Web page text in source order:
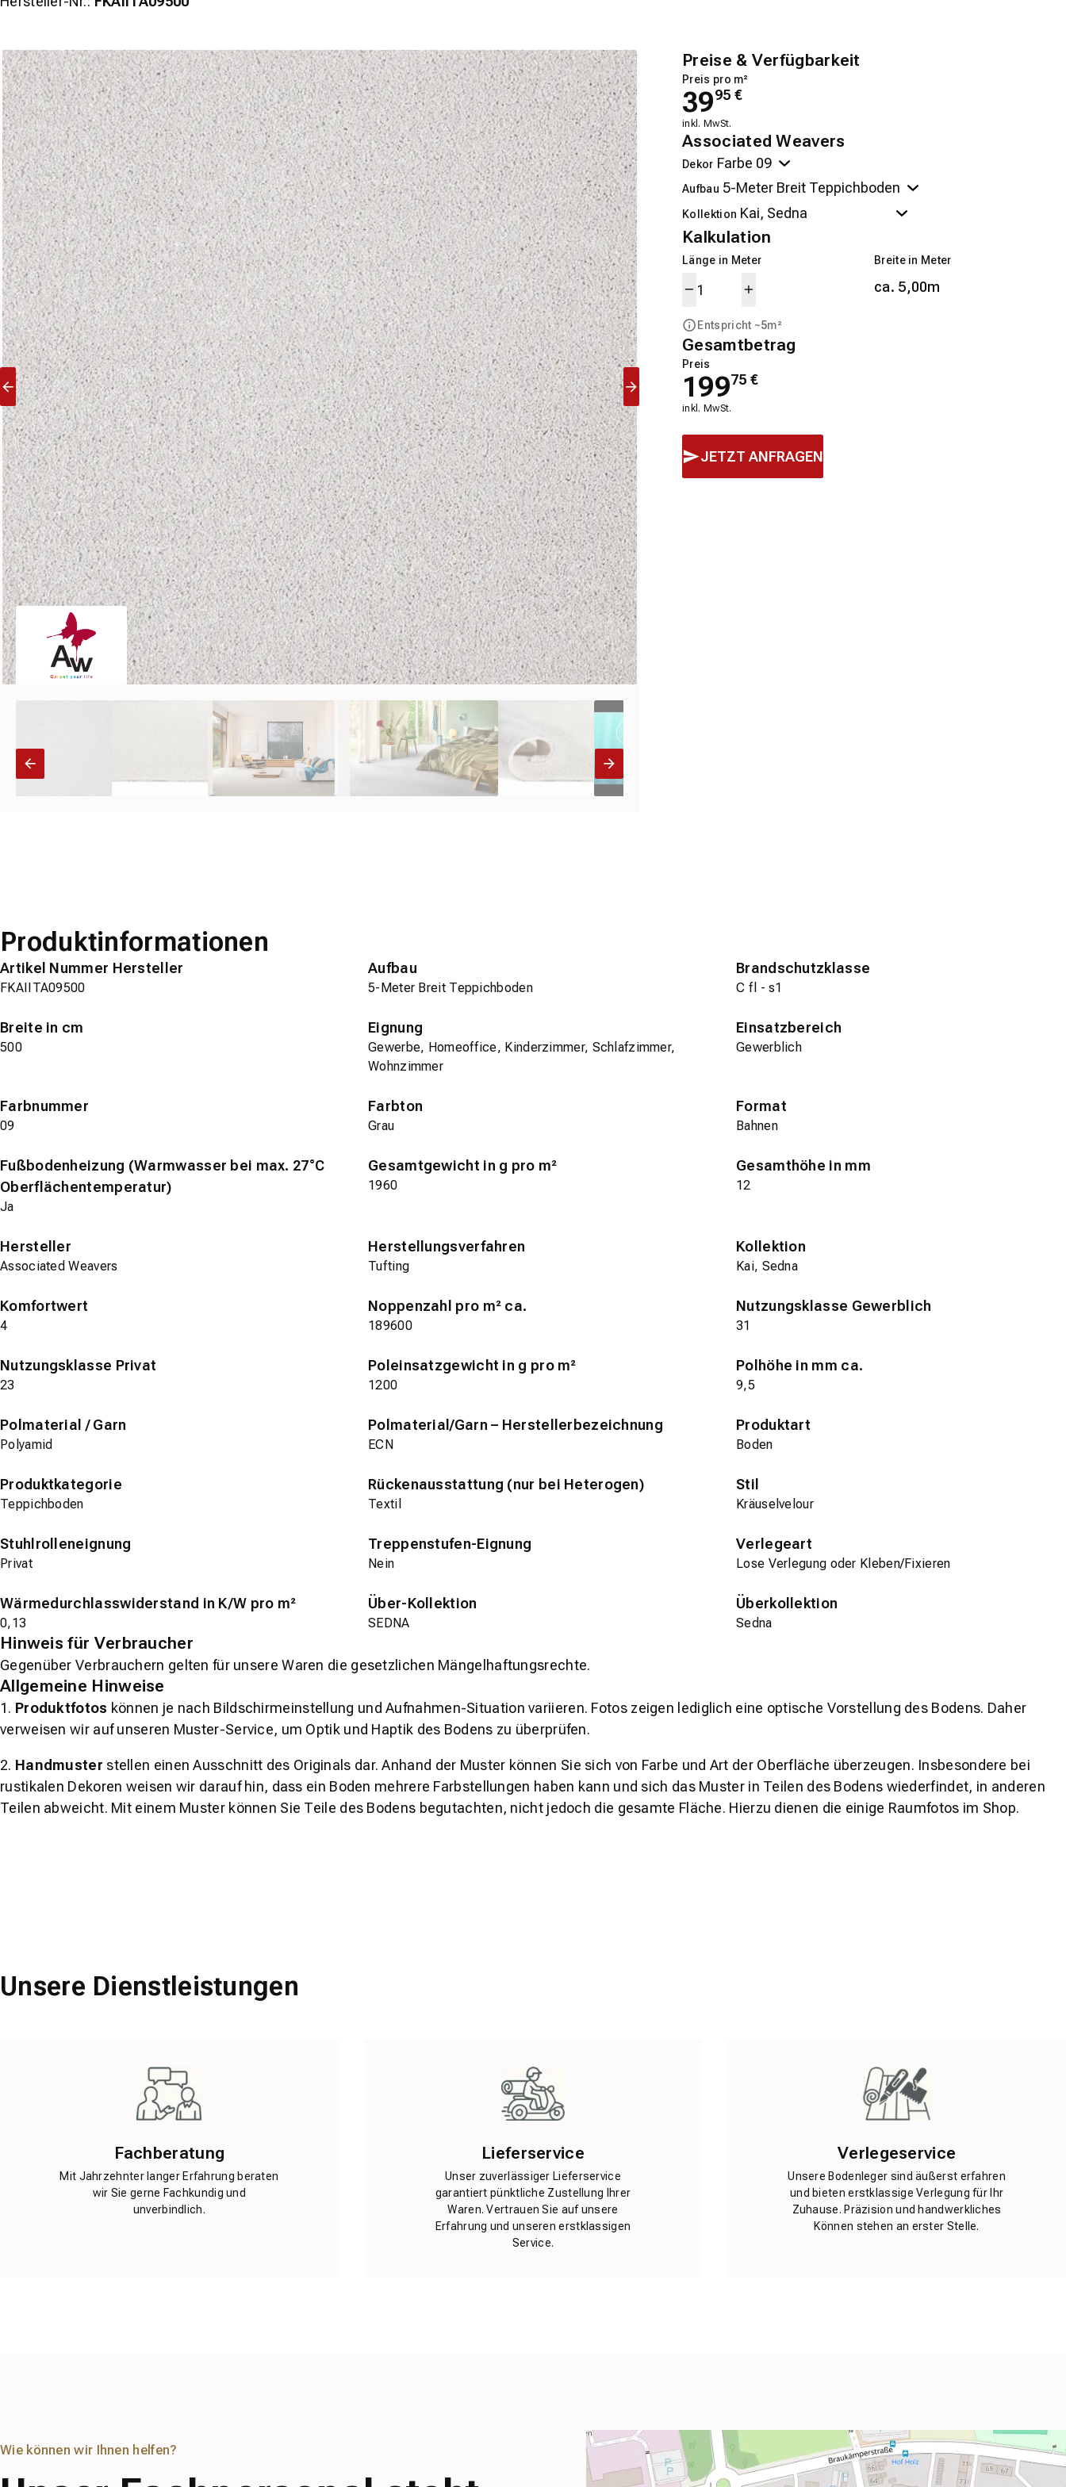
Preise & Verfügbarkeit
Preis pro m²
3995 €
inkl. MwSt.
Associated Weavers
Dekor
Aufbau
Kollektion
Kalkulation
Länge in Meter
Entspricht ~5m²
Breite in Meter
ca. 5,00m
Gesamtbetrag
Preis
19975 €
inkl. MwSt.
JETZT ANFRAGEN
Produktinformationen
Artikel Nummer Hersteller
FKAIITA09500
Aufbau
5-Meter Breit Teppichboden
Brandschutzklasse
C fl - s1
Breite in cm
500
Eignung
Gewerbe, Homeoffice, Kinderzimmer, Schlafzimmer,
Wohnzimmer
Einsatzbereich
Gewerblich
Farbnummer
09
Farbton
Grau
Format
Bahnen
Fußbodenheizung (Warmwasser bei max. 27°C
Oberflächentemperatur)
Ja
Gesamtgewicht in g pro m²
1960
Gesamthöhe in mm
12
Hersteller
Associated Weavers
Herstellungsverfahren
Tufting
Kollektion
Kai, Sedna
Komfortwert
4
Noppenzahl pro m² ca.
189600
Nutzungsklasse Gewerblich
31
Nutzungsklasse Privat
23
Poleinsatzgewicht in g pro m²
1200
Polhöhe in mm ca.
9,5
Polmaterial / Garn
Polyamid
Polmaterial/Garn – Herstellerbezeichnung
ECN
Produktart
Boden
Produktkategorie
Teppichboden
Rückenausstattung (nur bei Heterogen)
Textil
Stil
Kräuselvelour
Stuhlrolleneignung
Privat
Treppenstufen-Eignung
Nein
Verlegeart
Lose Verlegung oder Kleben/Fixieren
Wärmedurchlasswiderstand in K/W pro m²
0,13
Über-Kollektion
SEDNA
Überkollektion
Sedna
Hinweis für Verbraucher
Gegenüber Verbrauchern gelten für unsere Waren die gesetzlichen Mängelhaftungsrechte.
Allgemeine Hinweise
1. Produktfotos können je nach Bildschirmeinstellung und Aufnahmen-Situation variieren. Fotos zeigen lediglich eine optische Vorstellung des Bodens. Daher
verweisen wir auf unseren Muster-Service, um Optik und Haptik des Bodens zu überprüfen.
2. Handmuster stellen einen Ausschnitt des Originals dar. Anhand der Muster können Sie sich von Farbe und Art der Oberfläche überzeugen. Insbesondere bei
rustikalen Dekoren weisen wir darauf hin, dass ein Boden mehrere Farbstellungen haben kann und sich das Muster in Teilen des Bodens wiederfindet, in anderen
Teilen abweicht. Mit einem Muster können Sie Teile des Bodens begutachten, nicht jedoch die gesamte Fläche. Hierzu dienen die einige Raumfotos im Shop.
Unsere Dienstleistungen
Fachberatung
Mit Jahrzehnter langer Erfahrung beraten
wir Sie gerne Fachkundig und
unverbindlich.
Lieferservice
Unser zuverlässiger Lieferservice
garantiert pünktliche Zustellung Ihrer
Waren. Vertrauen Sie auf unsere
Erfahrung und unseren erstklassigen
Service.
Verlegeservice
Unsere Bodenleger sind äußerst erfahren
und bieten erstklassige Verlegung für Ihr
Zuhause. Präzision und handwerkliches
Können stehen an erster Stelle.
Wie können wir Ihnen helfen?